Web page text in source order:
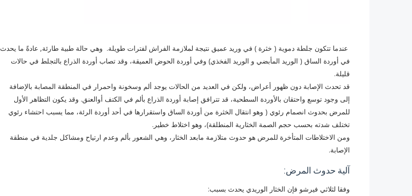
عندما تتكون جلطة دموية ( خثرة ) في وريد عميق نتيجة لملازمة الفراش لفترات طويلة. وهي حالة طبية طارئة, عادةً ما يحدث
في أوردة الساق ( الوريد المأبضي و الوريد الفخذي) وفي أوردة الحوض العميقة، وقد تصاب أوردة الذراع بالتجلط في حالات
قليلة.
قد تحدث الإصابة دون ظهور أعراض، ولكن في العديد من الحالات يوجد ألم وسخونة واحمرار في المنطقة المصابة بالإضافة
إلى وجود توسع واحتقان بالأوردة السطحية، قد تترافق إصابة أوردة الذراع بألم في الكتف أوالعنق. وقد يكون التظاهر الأول
للمرض بحدوث انصمام رئوي ( وهو انتقال الخثرة من أوردة الساق واستقرارها في أحد أوردة الرئة، مما يسبب احتشاء رئوي
تختلف شدته بحسب حجم الصمة الخثارية المنطلقة)، وهو اختلاط خطير.
ومن الاختلاطات المتأخرة للمرض هو حدوث متلازمة مابعد الخثار، وهي الشعور بألم وعدم ارتياح ومشاكل جلدية في منطقة
الإصابة.
آلية حدوث المرض:
وفقا لثلاثي فيرشو فإن الخثار الوريدي يحدث بسبب: